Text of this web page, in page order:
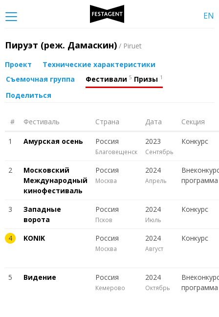
EN
Пируэт (реж. Дамаскин) / Piruet
Проект
Технические характеристики
Съемочная группа
Фестивали 5 Призы 1
Поделиться
# Фестиваль Страна Дата Секция
1 Амурская осень Россия
Благовещенск
2023
Сентябрь
Конкурс
2
Московский
Международный
кинофестиваль
Россия
Москва
2024
Апрель
программа
3
Западные
ворота
Россия
Псков
2024
Июль
Конкурс
4 KONIK Россия
Москва
2024
Август
Конкурс
5 Видение Россия
Кемерово
2024
Октябрь
программа